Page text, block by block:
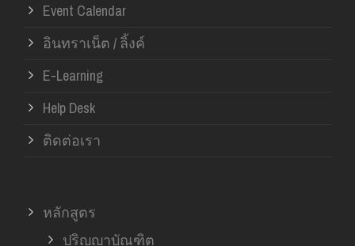
Event Calendar
อินทราเน็ต / ลิ้งค์
E-Learning
Help Desk
ติดต่อเรา
หลักสูตร
ปริญญาบัณฑิต